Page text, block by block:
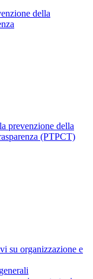
della
prevenzione della
(PTPCT)
su organizzazione e